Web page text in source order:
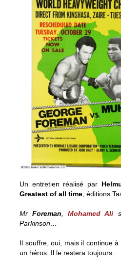
Un entretien réalisé par
Greatest of all time , éditions
MrForeman ,Mohamed Ali
Parkinson…
Il souffre, oui, mais il continue à
un héros. Il le restera toujours.